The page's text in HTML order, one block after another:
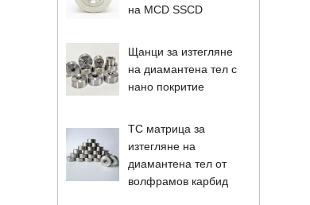
на MCD SSCD
Щанци за изтегляне
на диамантена тел с
нано покритие
TC матрица за
изтегляне на
диамантена тел от
волфрамов карбид